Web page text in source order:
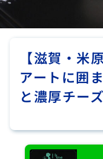
【滋賀・
アートに囲
と濃厚チー